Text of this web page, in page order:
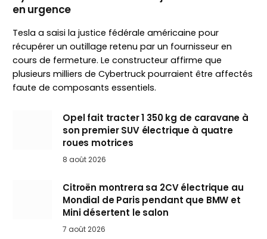
en urgence
Tesla a saisi la justice fédérale américaine pour
récupérer un outillage retenu par un fournisseur en
cours de fermeture. Le constructeur affirme que
plusieurs milliers de Cybertruck pourraient être affectés
faute de composants essentiels.
Opel fait tracter 1 350 kg de caravane à
son premier SUV électrique à quatre
roues motrices
8 août 2026
Citroën montrera sa 2CV électrique au
Mondial de Paris pendant que BMW et
Mini désertent le salon
7 août 2026